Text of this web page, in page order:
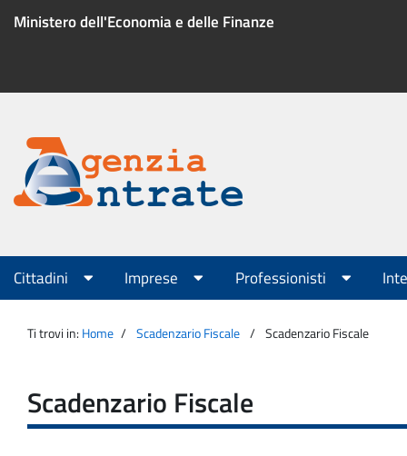
Ministero dell'Economia e delle Finanze
Menu
servizio
Agenzia
Entrate
Menu
principale
Cittadini Imprese Professionisti
Ti trovi in: Home Scadenzario Fiscale Scadenzario Fiscale
Scadenzario Fiscale